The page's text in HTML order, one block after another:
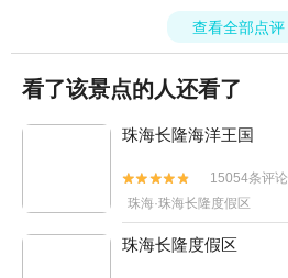
查看全部点评
看了该景点的人还看了
珠海长隆海洋王国


15054条评论
珠海·珠海长隆度假区
珠海长隆度假区